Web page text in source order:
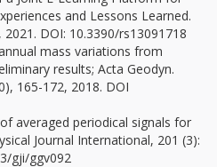
and Lessons Learned.
DOI: 10.3390/rs13091718
mass variations from
results; Acta Geodyn.
165-172, 2018. DOI
averaged periodical signals for
Journal International, 201 (3):
gji/ggv092